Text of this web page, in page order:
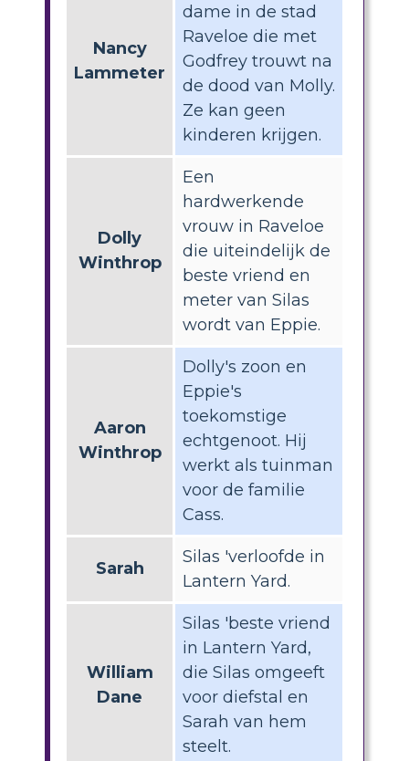
Nancy
Lammeter
dame in de stad
Raveloe die met
Godfrey trouwt na
de dood van Molly.
Ze kan geen
kinderen krijgen.
Dolly
Winthrop
Een
hardwerkende
vrouw in Raveloe
die uiteindelijk de
beste vriend en
meter van Silas
wordt van Eppie.
Aaron
Winthrop
Dolly's zoon en
Eppie's
toekomstige
echtgenoot. Hij
werkt als tuinman
voor de familie
Cass.
Sarah
Silas 'verloofde in
Lantern Yard.
William
Dane
Silas 'beste vriend
in Lantern Yard,
die Silas omgeeft
voor diefstal en
Sarah van hem
steelt.